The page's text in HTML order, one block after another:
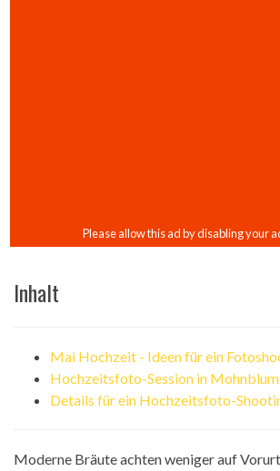
Inhalt
Mai Hochzeit - Ideen für ein
Hochzeitsfoto-Session in
Details für ein Hochzeitsfoto-
Moderne Bräute achten weniger auf